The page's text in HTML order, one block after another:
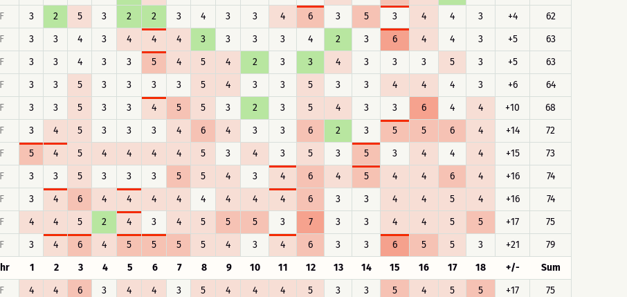
F 3 2 5 3 2 2 3 4 3 3 4 6 3 5 3 4 4 3 +4
62
F 3 3 4 3 4 4 4 3 3 3 3 4 2 3 6 4 4 3 +5
63
F 3 3 4 3 3 5 4 5 4 2 3 3 4 3 3 3 5 3 +5
63
F 3 3 5 3 3 3 3 5 4 3 3 5 3 3 4 4 4 3 +6
64
F 3 3 5 3 3 4 5 5 3 2 3 5 4 3 3 6 4 4 +10
68
F 3 4 5 3 3 3 4 6 4 3 3 6 2 3 5 5 6 4 +14
72
F 5 4 5 4 4 4 4 5 3 4 3 5 3 5 3 4 4 4 +15
73
F 3 3 5 3 3 3 5 5 4 3 4 6 4 5 4 4 6 4 +16
74
F 3 4 6 4 4 4 4 4 4 4 4 6 3 3 4 4 5 4 +16
74
F 4 4 5 2 4 3 4 5 5 5 3 7 3 3 4 4 5 5 +17
75
F 3 4 6 4 5 5 5 5 4 3 4 6 3 3 6 5 5 3 +21
79
1 2 3 4 5 6 7 8 9 10 11 12 13 14 15 16 17 18 +/-
Sum
F 4 4 6 3 4 4 3 5 4 4 4 5 3 3 5 4 5 5 +17
75